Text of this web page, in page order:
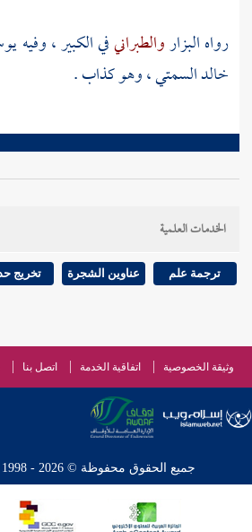
رواهالبزاروالطبرانيفي الكبير ، وفيه
خالد السمتي، وهو كذاب .
الخدمات العلمية
ترجمة علم عناوين الشجرة تخريج
وثيقة الخصوصية اتفاقية الخدمة اتصل بنا
جميع الحقوق محفوظة © 2026 - 1998 لشبكة إسلام ويب